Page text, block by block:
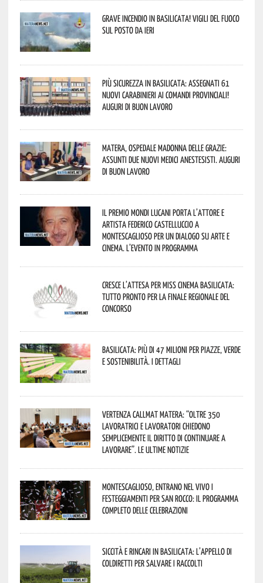
Grave incendio in Basilicata! Vigili del fuoco
sul posto da ieri
Più sicurezza in Basilicata: assegnati 61
nuovi Carabinieri ai Comandi provinciali!
Auguri di buon lavoro
Matera, Ospedale Madonna delle Grazie:
assunti due nuovi medici anestesisti. Auguri
di buon lavoro
Il Premio Mondi Lucani porta l’attore e
artista Federico Castelluccio a
Montescaglioso per un dialogo su arte e
cinema. L’evento in programma
Cresce l’attesa per Miss Cinema Basilicata:
tutto pronto per la finale regionale del
concorso
Basilicata: più di 47 milioni per piazze, verde
e sostenibilità. I dettagli
Vertenza CallMat Matera: “Oltre 350
lavoratrici e lavoratori chiedono
semplicemente il diritto di continuare a
lavorare”. Le ultime notizie
Montescaglioso, entrano nel vivo i
festeggiamenti per San Rocco: il programma
completo delle celebrazioni
Siccità e rincari in Basilicata: l’appello di
Coldiretti per salvare i raccolti